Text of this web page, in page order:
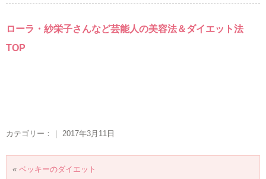
ローラ・紗栄子さんなど芸能人の美容法＆ダイエット法
TOP
カテゴリー：｜ 2017年3月11日
« ベッキーのダイエット